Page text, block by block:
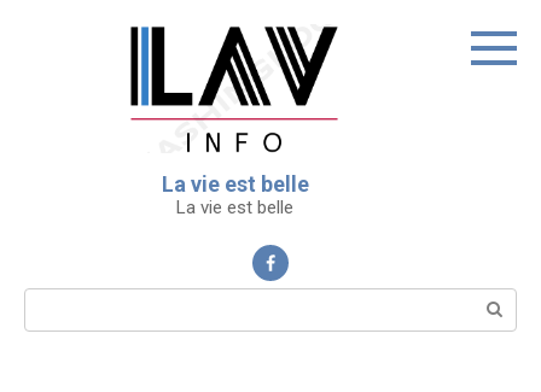
La vie est belle
La vie est belle
Поиск: